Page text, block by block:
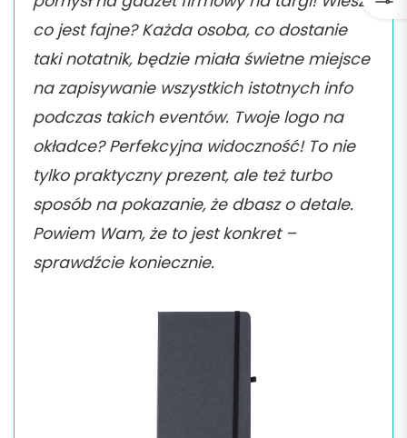
co jest fajne? Każda osoba, co dostanie
taki notatnik, będzie miała świetne miejsce
na zapisywanie wszystkich istotnych info
podczas takich eventów. Twoje logo na
okładce? Perfekcyjna widoczność! To nie
tylko praktyczny prezent, ale też turbo
sposób na pokazanie, że dbasz o detale.
Powiem Wam, że to jest konkret –
sprawdźcie koniecznie.